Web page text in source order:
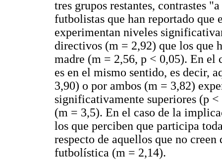
tres grupos restantes, contrastes
futbolistas que han reportado que
experimentan niveles
directivos (m = 2,92) que los que
madre (m = 2,56, p < 0,05). En el
es en el mismo sentido, es decir,
3,90) o por ambos (m = 3,82)
significativamente superiores (p
(m = 3,5). En el caso de la
los que perciben que participa
respecto de aquellos que no
futbolística (m = 2,14).